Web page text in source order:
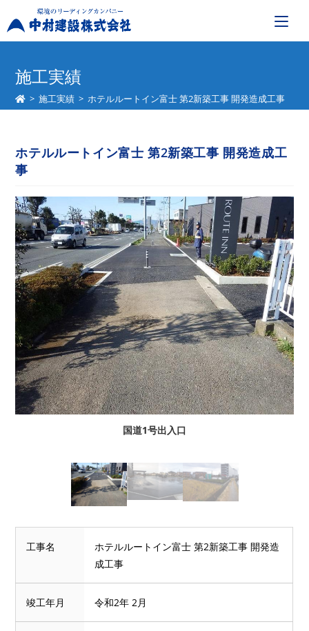
施工実績
> 施工実績 > ホテルルートイン富士 第2新築工事 開発造成工事
ホテルルートイン富士 第2新築工事 開発造成工
事
国道1号出入口
工事名
ホテルルートイン富士 第2新築工事 開発造
成工事
竣工年月 令和2年 2月